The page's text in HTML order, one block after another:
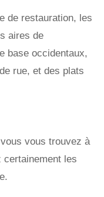
de restauration, les
aires de
base occidentaux,
rue, et des plats
vous trouvez à
certainement les